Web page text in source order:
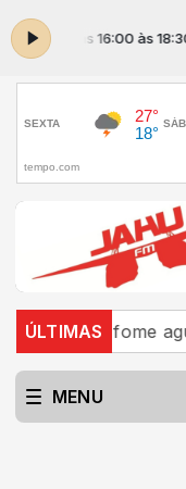
das 16:00 às 18:30
ÚLTIMAS
à fome aguda
MENU